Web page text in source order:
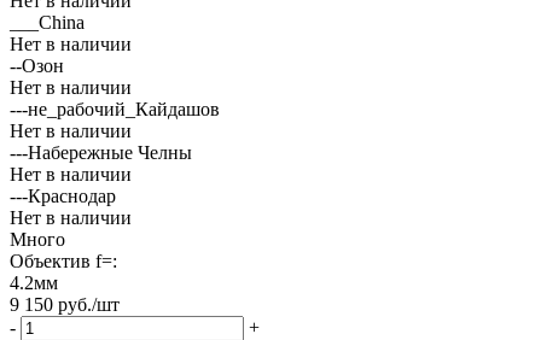
___China
Нет в наличии
--Озон
Нет в наличии
---не_рабочий_Кайдашов
Нет в наличии
---Набережные Челны
Нет в наличии
---Краснодар
Нет в наличии
Много
Объектив f=:
4.2мм
9 150 руб./шт
-
+